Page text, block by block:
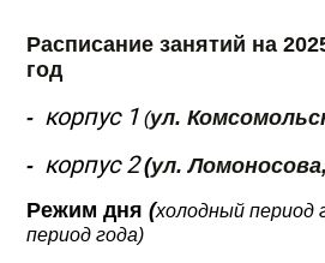
Расписание занятий на
год
- корпус 1 (ул.
- корпус 2 (ул.
Режим дня (холодный период
период года)